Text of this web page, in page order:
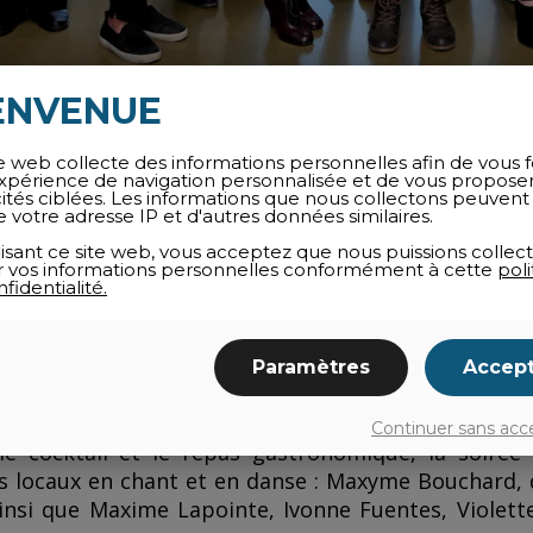
en Techniques de tourisme du Cégep de Granby
: un souper spectacle avec encan où la culture est mise à
qui se tiendra le 17 mars à l’Hôtel
de mettre en pratique les notions de
de produit et de service à la clientèle apprises
mission est de vous faire vivre une expérience
la coordonnatrice de la soirée, Galadriel Castelli,
cocktail et le repas gastronomique, la
locaux en chant et en danse : Maxyme
que Maxime Lapointe, Ivonne Fuentes,
web collecte des informations personnelles afin de vous
de navigation personnalisée et de vous
ciblées. Les informations que nous collectons peuvent
votre adresse IP et d'autres données similaires.
ce site web, vous acceptez que nous puissions
vos informations personnelles conformément à cette
Paramètres
Continuer sans